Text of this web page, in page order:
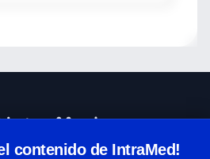
contenido de IntraMed!